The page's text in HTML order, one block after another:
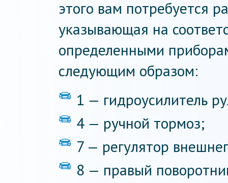
этого вам потребуется
указывающая на
определенными
следующим образом:
1 — гидроусилитель
4 — ручной тормоз;
7 — регулятор
8 — правый